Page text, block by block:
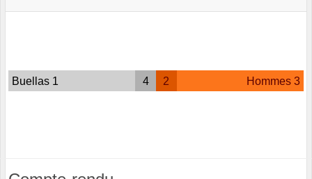
Buellas 1 4 2 Hommes 3